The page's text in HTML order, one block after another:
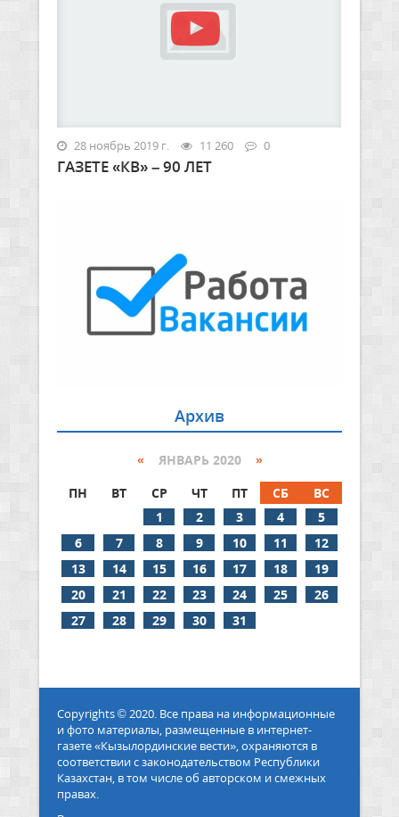
28 ноябрь 2019 г. 11 260 0
ГАЗЕТЕ «КВ» – 90 ЛЕТ
Архив
« ЯНВАРЬ 2020 »
ПН
ВТ СР ЧТ ПТ СБ
ВС
1
2 3 4
5
6
7 8 9 10 11
12
13
14 15 16 17 18
19
20
21 22 23 24 25
26
27
28 29 30 31
Copyrights © 2020. Все права на информационные
и фото материалы, размещенные в интернет-
газете «Кызылординские вести», охраняются в
соответствии с законодательством Республики
Казахстан, в том числе об авторском и смежных
правах.